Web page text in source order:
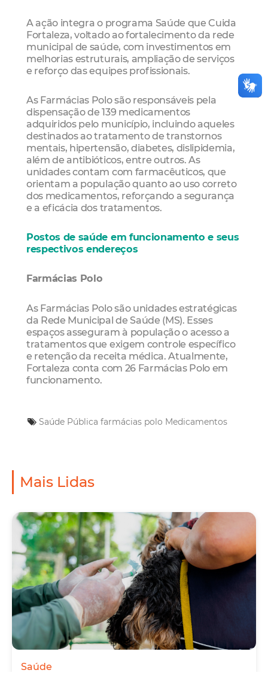
A ação integra o programa Saúde que Cuida
Fortaleza, voltado ao fortalecimento da rede
municipal de saúde, com investimentos em
melhorias estruturais, ampliação de serviços
e reforço das equipes profissionais.
As Farmácias Polo são responsáveis pela
dispensação de 139 medicamentos
adquiridos pelo município, incluindo aqueles
destinados ao tratamento de transtornos
mentais, hipertensão, diabetes, dislipidemia,
além de antibióticos, entre outros. As
unidades contam com farmacêuticos, que
orientam a população quanto ao uso correto
dos medicamentos, reforçando a segurança
e a eficácia dos tratamentos.
Postos de saúde em funcionamento e seus
respectivos endereços
Farmácias Polo
As Farmácias Polo são unidades estratégicas
da Rede Municipal de Saúde (MS). Esses
espaços asseguram à população o acesso a
tratamentos que exigem controle específico
e retenção da receita médica. Atualmente,
Fortaleza conta com 26 Farmácias Polo em
funcionamento.
Saúde Pública farmácias polo Medicamentos
Mais Lidas
Saúde